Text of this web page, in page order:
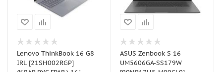
Lenovo ThinkBook 16 G8
IRL [21SH002RGP]
ASUS Zenbook S 16
UM5606GA-SS179W